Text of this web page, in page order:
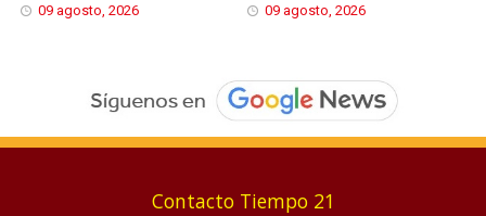
09 agosto, 2026 09 agosto, 2026
Contacto Tiempo 21